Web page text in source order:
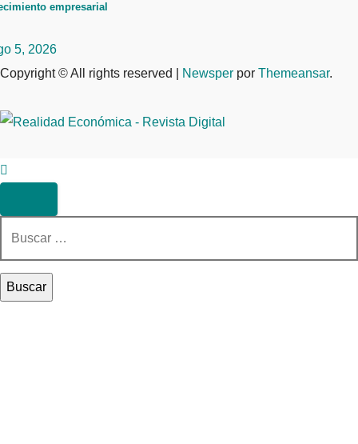
empresarial
5, 2026
Copyright © All rights reserved
Newsper por Themeansar.